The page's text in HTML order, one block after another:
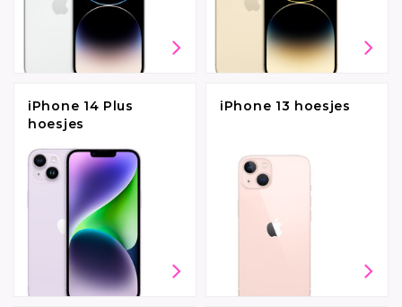
iPhone 14 Plus
hoesjes
iPhone 13 hoesjes